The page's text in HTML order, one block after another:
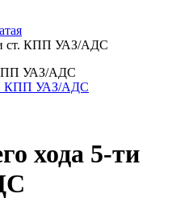
ст. КПП УАЗ/АДС
КПП УАЗ/АДС
хода 5-ти